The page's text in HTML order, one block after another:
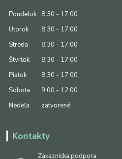
Pondelok
8:30 - 17:00
Utorok
8:30 - 17:00
Streda
8:30 - 17:00
Štvrtok
8:30 - 17:00
Piatok
8:30 - 17:00
Sobota
9:00 - 12:00
Nedeľa
zatvorené
Kontakty
Zákaznícka podpora